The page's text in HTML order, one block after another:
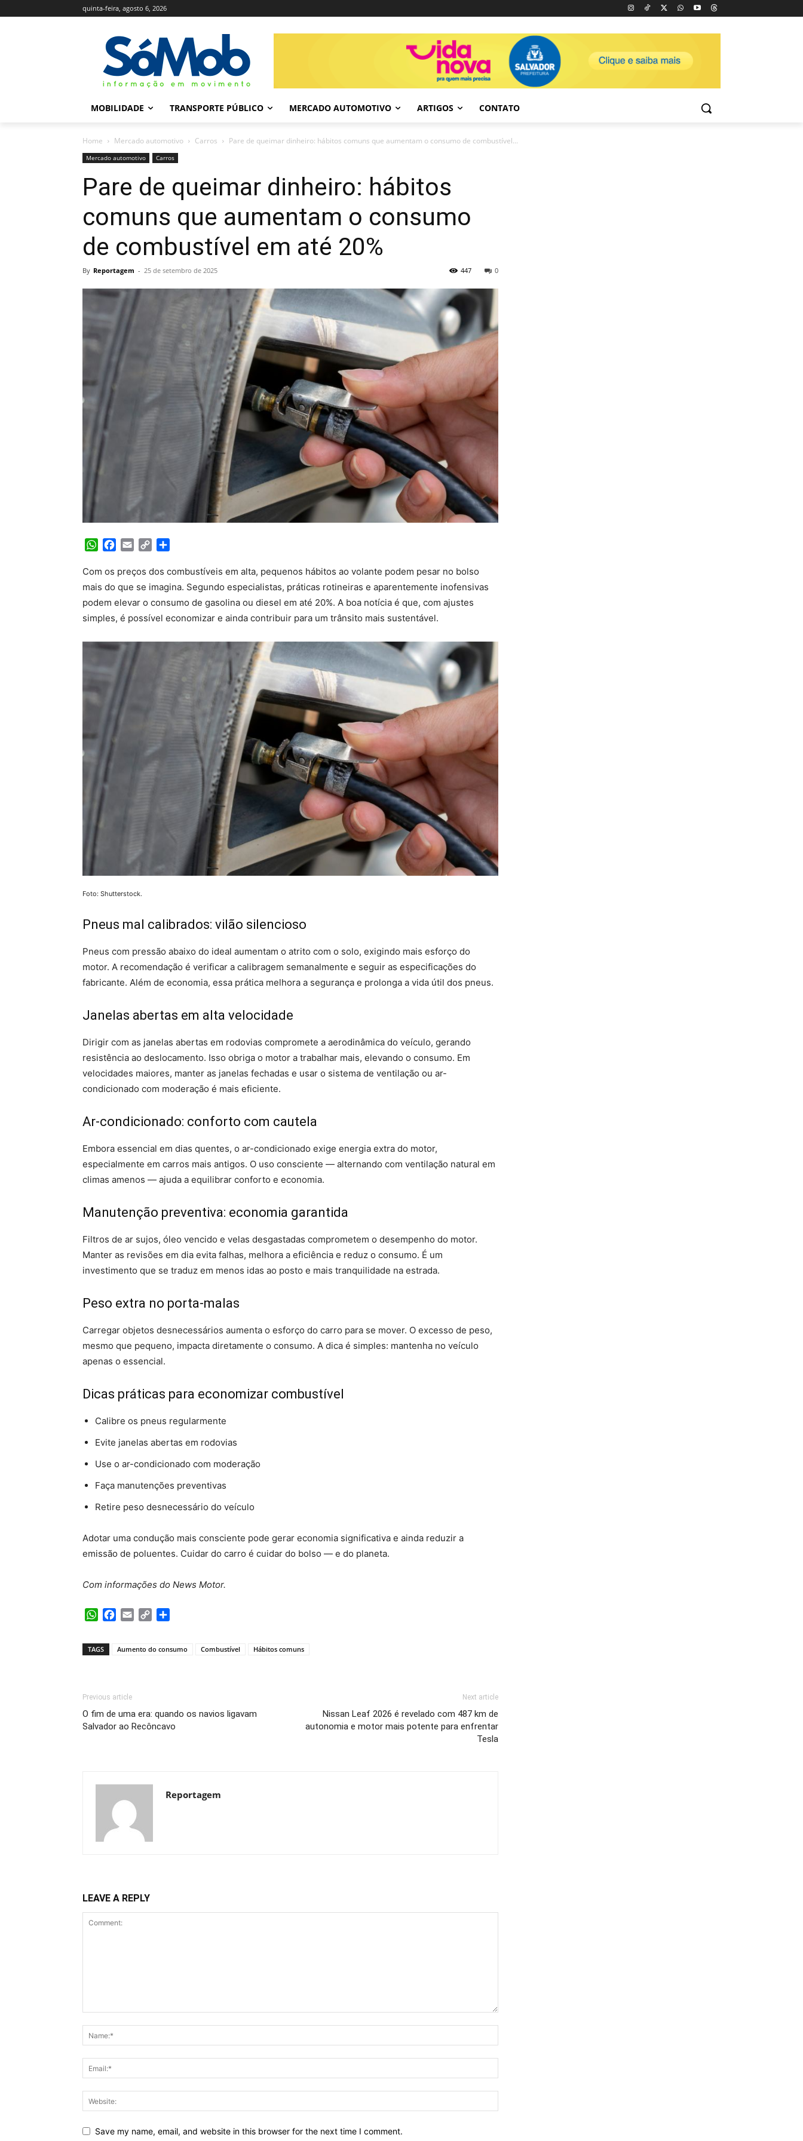
quinta-feira, agosto 6, 2026
MOBILIDADE TRANSPORTE PÚBLICO MERCADO AUTOMOTIVO ARTIGOS CONTATO
Home Mercado automotivo Carros Pare de queimar dinheiro: hábitos comuns que aumentam o consumo de combustível...
Mercado automotivo Carros
Pare de queimar dinheiro: hábitos
comuns que aumentam o consumo
de combustível em até 20%
By Reportagem - 25 de setembro de 2025 0
447
WhatsApp
Facebook
Email Copy
Com os preços dos combustíveis em alta, pequenos hábitos ao volante podem pesar no bolso
mais do que se imagina. Segundo especialistas, práticas rotineiras e aparentemente inofensivas
podem elevar o consumo de gasolina ou diesel em até 20%. A boa notícia é que, com ajustes
simples, é possível economizar e ainda contribuir para um trânsito mais sustentável.
Foto: Shutterstock.
Pneus mal calibrados: vilão silencioso
Pneus com pressão abaixo do ideal aumentam o atrito com o solo, exigindo mais esforço do
motor. A recomendação é verificar a calibragem semanalmente e seguir as especificações do
fabricante. Além de economia, essa prática melhora a segurança e prolonga a vida útil dos pneus.
Janelas abertas em alta velocidade
Dirigir com as janelas abertas em rodovias compromete a aerodinâmica do veículo, gerando
resistência ao deslocamento. Isso obriga o motor a trabalhar mais, elevando o consumo. Em
velocidades maiores, manter as janelas fechadas e usar o sistema de ventilação ou ar-
condicionado com moderação é mais eficiente.
Ar-condicionado: conforto com cautela
Embora essencial em dias quentes, o ar-condicionado exige energia extra do motor,
especialmente em carros mais antigos. O uso consciente — alternando com ventilação natural em
climas amenos — ajuda a equilibrar conforto e economia.
Manutenção preventiva: economia garantida
Filtros de ar sujos, óleo vencido e velas desgastadas comprometem o desempenho do motor.
Manter as revisões em dia evita falhas, melhora a eficiência e reduz o consumo. É um
investimento que se traduz em menos idas ao posto e mais tranquilidade na estrada.
Peso extra no porta-malas
Carregar objetos desnecessários aumenta o esforço do carro para se mover. O excesso de peso,
mesmo que pequeno, impacta diretamente o consumo. A dica é simples: mantenha no veículo
apenas o essencial.
Dicas práticas para economizar combustível
Calibre os pneus regularmente
Evite janelas abertas em rodovias
Use o ar-condicionado com moderação
Faça manutenções preventivas
Retire peso desnecessário do veículo
Adotar uma condução mais consciente pode gerar economia significativa e ainda reduzir a
emissão de poluentes. Cuidar do carro é cuidar do bolso — e do planeta.
Com informações do News Motor.
WhatsApp
Facebook
Email Copy
TAGS Aumento do consumo Combustível Hábitos comuns
Previous article
O fim de uma era: quando os navios ligavam
Salvador ao Recôncavo
Next article
Nissan Leaf 2026 é revelado com 487 km de
autonomia e motor mais potente para enfrentar
Tesla
Reportagem
LEAVE A REPLY
Save my name, email, and website in this browser for the next time I comment.